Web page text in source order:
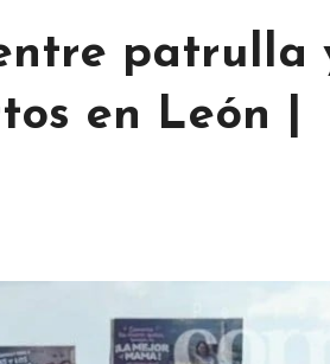
patrulla
en León |